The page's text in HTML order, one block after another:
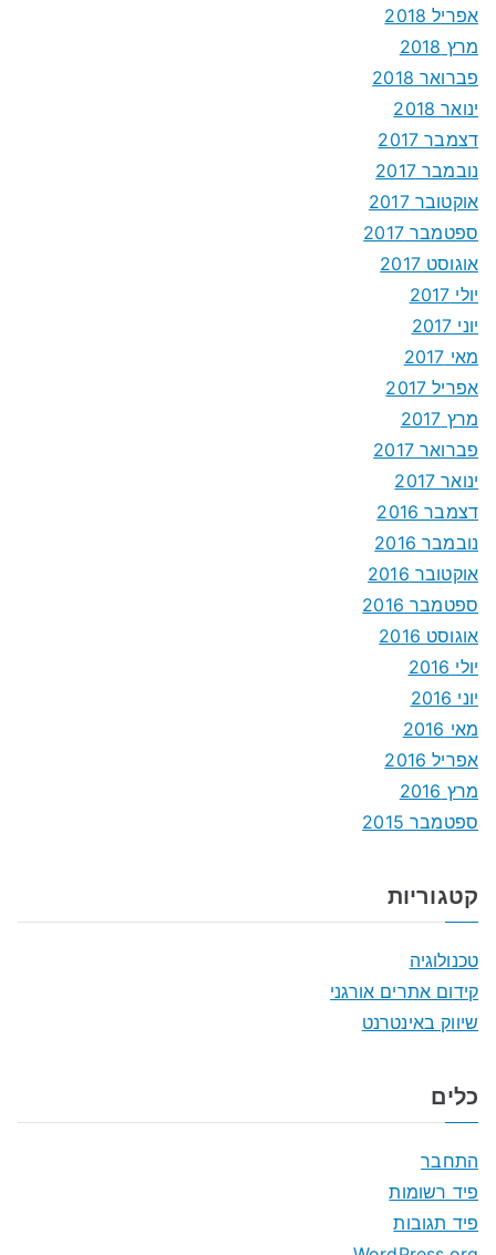
אפריל 2018
מרץ 2018
פברואר 2018
ינואר 2018
דצמבר 2017
נובמבר 2017
אוקטובר 2017
ספטמבר 2017
אוגוסט 2017
יולי 2017
יוני 2017
מאי 2017
אפריל 2017
מרץ 2017
פברואר 2017
ינואר 2017
דצמבר 2016
נובמבר 2016
אוקטובר 2016
ספטמבר 2016
אוגוסט 2016
יולי 2016
יוני 2016
מאי 2016
אפריל 2016
מרץ 2016
ספטמבר 2015
קטגוריות
טכנולוגיה
קידום אתרים אורגני
שיווק באינטרנט
כלים
התחבר
פיד רשומות
פיד תגובות